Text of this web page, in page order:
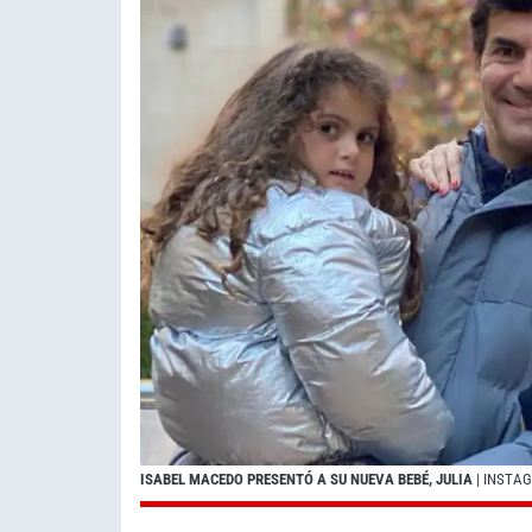
ISABEL MACEDO PRESENTÓ A SU NUEVA BEBÉ, JULIA |